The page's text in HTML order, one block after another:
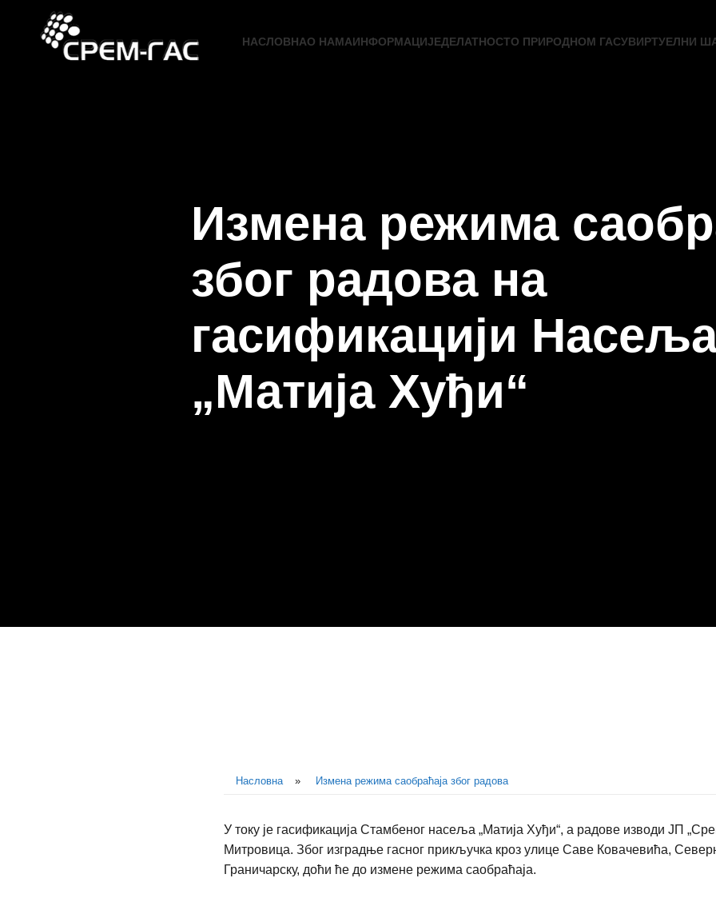
НАСЛОВНАО НАМАИНФОРМАЦИЈЕДЕЛАТНОСТО ПРИРОДНОМ ГАСУВИРТУЕЛНИ
Измена режима
због радова на
гасификацији
„Матија Хуђи“
е-Рачун
+381 (64)
Насловна » Измена режима саобраћаја због радова
У току је гасификација Стамбеног насеља „Матија Хуђи“, а радове изводи ЈП
Митровица. Због изградње гасног прикључка кроз улице Саве Ковачевића,
Граничарску, доћи ће до измене режима саобраћаја.